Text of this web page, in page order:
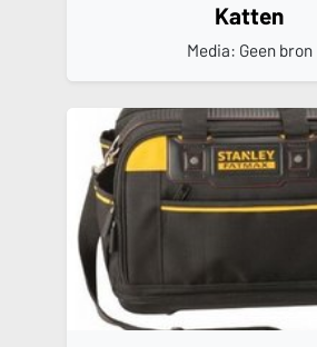
Katten
Media: Geen bron